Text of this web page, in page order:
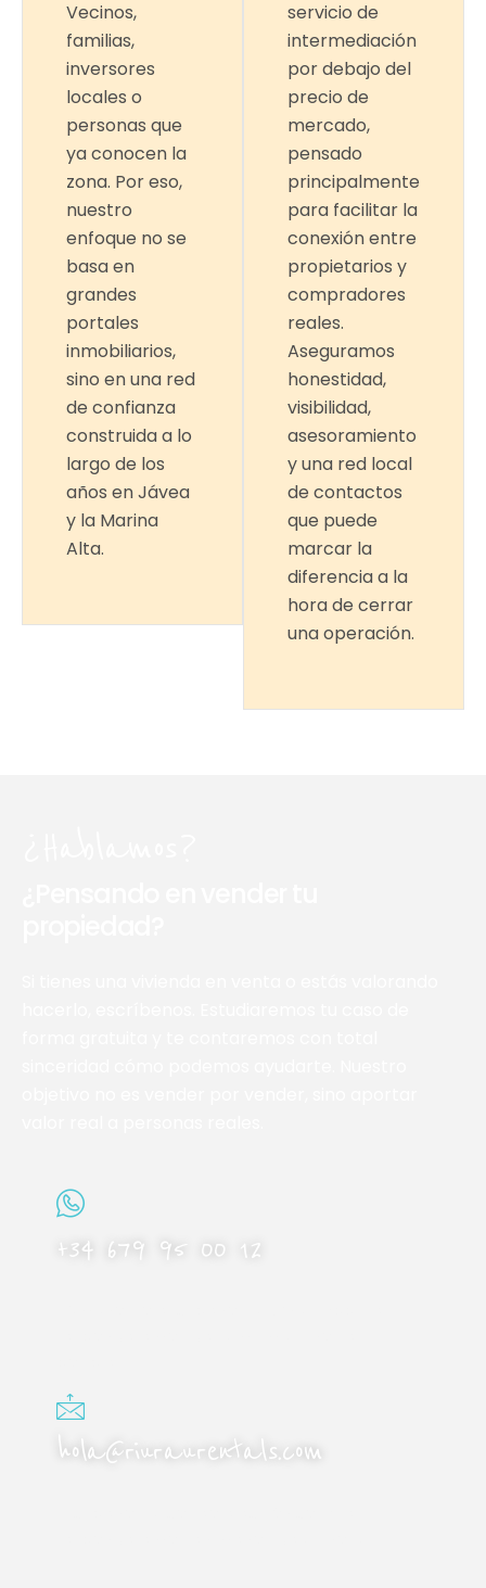
Vecinos,
familias,
inversores
locales o
personas que
ya conocen la
zona. Por eso,
nuestro
enfoque no se
basa en
grandes
portales
inmobiliarios,
sino en una red
de confianza
construida a lo
largo de los
años en Jávea
y la Marina
Alta.
servicio de
intermediación
por debajo del
precio de
mercado,
pensado
principalmente
para facilitar la
conexión entre
propietarios y
compradores
reales.
Aseguramos
honestidad,
visibilidad,
asesoramiento
y una red local
de contactos
que puede
marcar la
diferencia a la
hora de cerrar
una operación.
+34 679 95 00 12
hola@riuraurentals.com